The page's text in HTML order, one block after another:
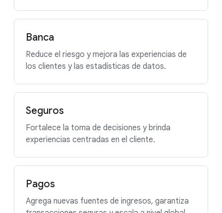
Banca
Reduce el riesgo y mejora las experiencias de
los clientes y las estadísticas de datos.
Seguros
Fortalece la toma de decisiones y brinda
experiencias centradas en el cliente.
Pagos
Agrega nuevas fuentes de ingresos, garantiza